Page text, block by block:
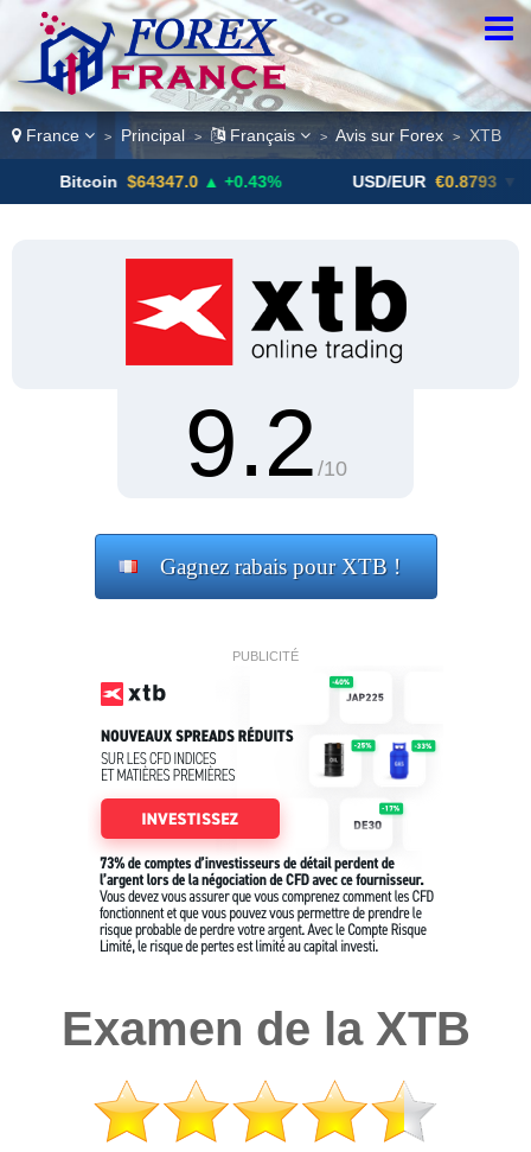
France > Principal > Français > Avis sur Forex > XTB
$64347.0 ▲ +0.43% USD/EUR €0.8793 ▼
9.2 /10
Gagnez rabais pour XTB !
PUBLICITÉ
Examen de la XTB